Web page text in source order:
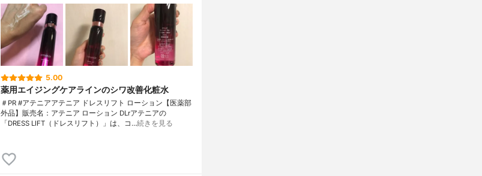
5.00
薬用エイジングケアラインのシワ改善化粧水
＃PR #アテニアアテニア ドレスリフト ローション【医薬部
外品】販売名：アテニア ローション DLrアテニアの
「DRESS LIFT（ドレスリフト）」は、コ…続きを見る